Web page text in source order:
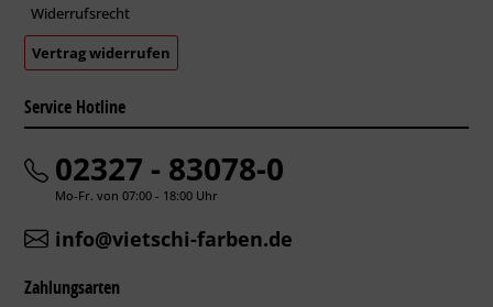
Widerrufsrecht
Vertrag widerrufen
Service Hotline
02327 - 83078-0
Mo-Fr. von 07:00 - 18:00 Uhr
info@vietschi-farben.de
Zahlungsarten